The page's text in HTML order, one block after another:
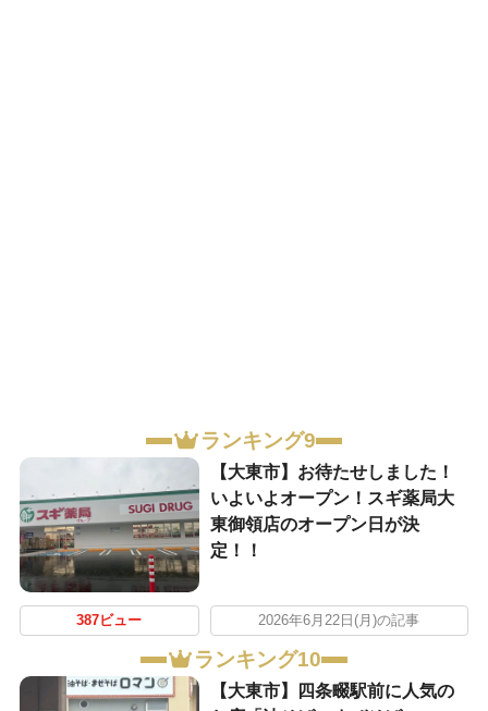
ランキング9
【大東市】お待たせしました！
いよいよオープン！スギ薬局大
東御領店のオープン日が決
定！！
387ビュー 2026年6月22日(月)の記事
ランキング10
【大東市】四条畷駅前に人気の